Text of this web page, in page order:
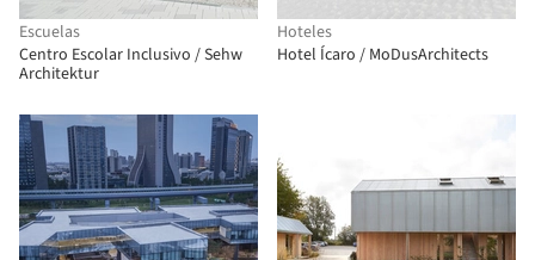
Escuelas
Centro Escolar Inclusivo / Sehw
Architektur
Hoteles
Hotel Ícaro / MoDusArchitects